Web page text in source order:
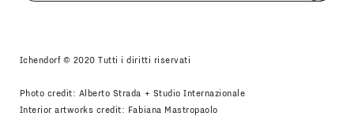
Ichendorf © 2020 Tutti i diritti riservati
Photo credit: Alberto Strada + Studio Internazionale
Interior artworks credit: Fabiana Mastropaolo